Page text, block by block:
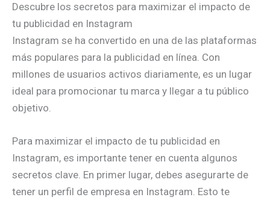
Descubre los secretos para maximizar el impacto de
tu publicidad en Instagram
Instagram se ha convertido en una de las plataformas
más populares para la publicidad en línea. Con
millones de usuarios activos diariamente, es un lugar
ideal para promocionar tu marca y llegar a tu público
objetivo.
Para maximizar el impacto de tu publicidad en
Instagram, es importante tener en cuenta algunos
secretos clave. En primer lugar, debes asegurarte de
tener un perfil de empresa en Instagram. Esto te